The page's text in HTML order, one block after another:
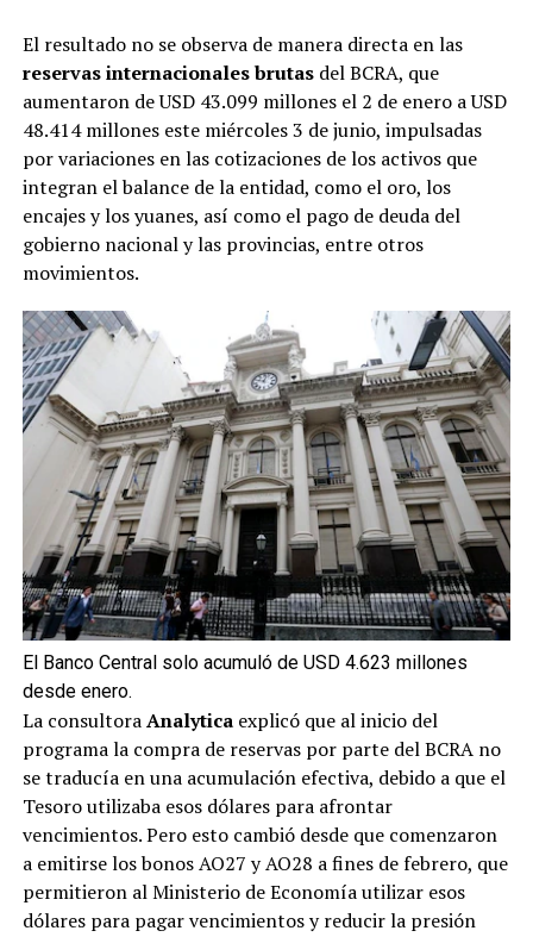
El resultado no se observa de manera directa en las
reservas internacionales brutasdel BCRA, que
aumentaron de USD 43.099 millones el 2 de enero a USD
48.414 millones este miércoles 3 de junio, impulsadas
por variaciones en las cotizaciones de los activos que
integran el balance de la entidad, como el oro, los
encajes y los yuanes, así como el pago de deuda del
gobierno nacional y las provincias, entre otros
movimientos.
El Banco Central solo acumuló de USD 4.623 millones
desde enero.
La consultoraAnalyticaexplicó que al inicio del
programa la compra de reservas por parte del BCRA no
se traducía en una acumulación efectiva, debido a que el
Tesoro utilizaba esos dólares para afrontar
vencimientos. Pero esto cambió desde que comenzaron
a emitirse los bonos AO27 y AO28 a fines de febrero, que
permitieron al Ministerio de Economía utilizar esos
dólares para pagar vencimientos y reducir la presión